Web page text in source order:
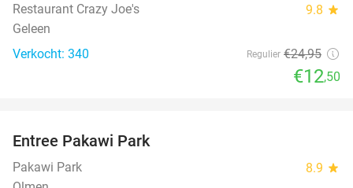
Restaurant Crazy Joe's 9.8 star
Geleen
Verkocht: 340
Regulier €24,95
€12,50
Entree Pakawi Park
Pakawi Park 8.9 star